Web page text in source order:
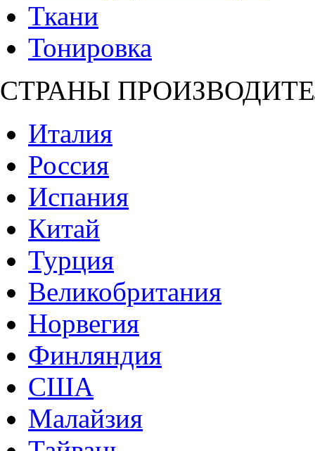
Ткани
Тонировка
СТРАНЫ
Италия
Россия
Испания
Китай
Турция
Великобритания
Норвегия
Финляндия
США
Малайзия